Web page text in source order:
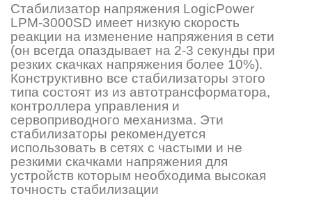
Стабилизатор напряжения LogicPower
LPМ-3000SD имеет низкую скорость
реакции на изменение напряжения в сети
(он всегда опаздывает на 2-3 секунды при
резких скачках напряжения более 10%).
Конструктивно все стабилизаторы этого
типа состоят из из автотрансформатора,
контроллера управления и
сервоприводного механизма. Эти
стабилизаторы рекомендуется
использовать в сетях с частыми и не
резкими скачками напряжения для
устройств которым необходима высокая
точность стабилизации